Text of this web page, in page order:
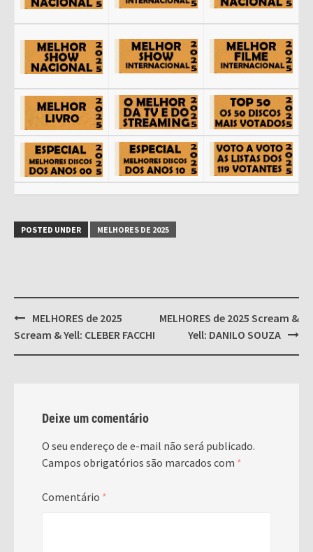
POSTED UNDER MELHORES DE 2025
Post
navigation
MELHORES de 2025
Scream & Yell: CLEBER FACCHI
MELHORES de 2025 Scream &
Yell: DANILO SOUZA
Deixe um comentário
O seu endereço de e-mail não será publicado.
Campos obrigatórios são marcados com *
Comentário *